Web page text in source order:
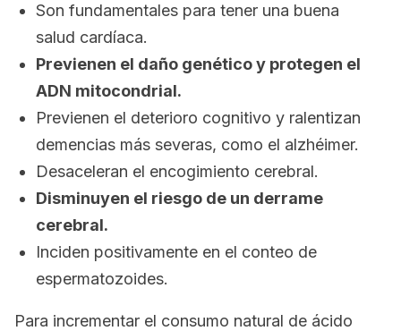
Son fundamentales para tener una buena
salud cardíaca.
Previenen el daño genético y protegen el
ADN mitocondrial.
Previenen el deterioro cognitivo y ralentizan
demencias más severas, como el alzhéimer.
Desaceleran el encogimiento cerebral.
Disminuyen el riesgo de un derrame
cerebral.
Inciden positivamente en el conteo de
espermatozoides.
Para incrementar el consumo natural de ácido